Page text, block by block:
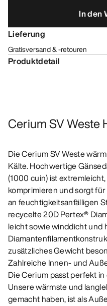
In den
Lieferung
Gratisversand & -retouren
Produktdetail
Cerium SV Weste
Die Cerium SV Weste
Kälte. Hochwertige
(1000 cuin) ist
komprimieren und sorgt
an feuchtigkeitsanfälligen
recycelte 20D Pertex®
leicht sowie winddicht und
zusätzliches Gewicht
Zahlreiche Innen- und
Die Cerium passt perfekt
Unsere wärmste und
gemacht haben, ist als